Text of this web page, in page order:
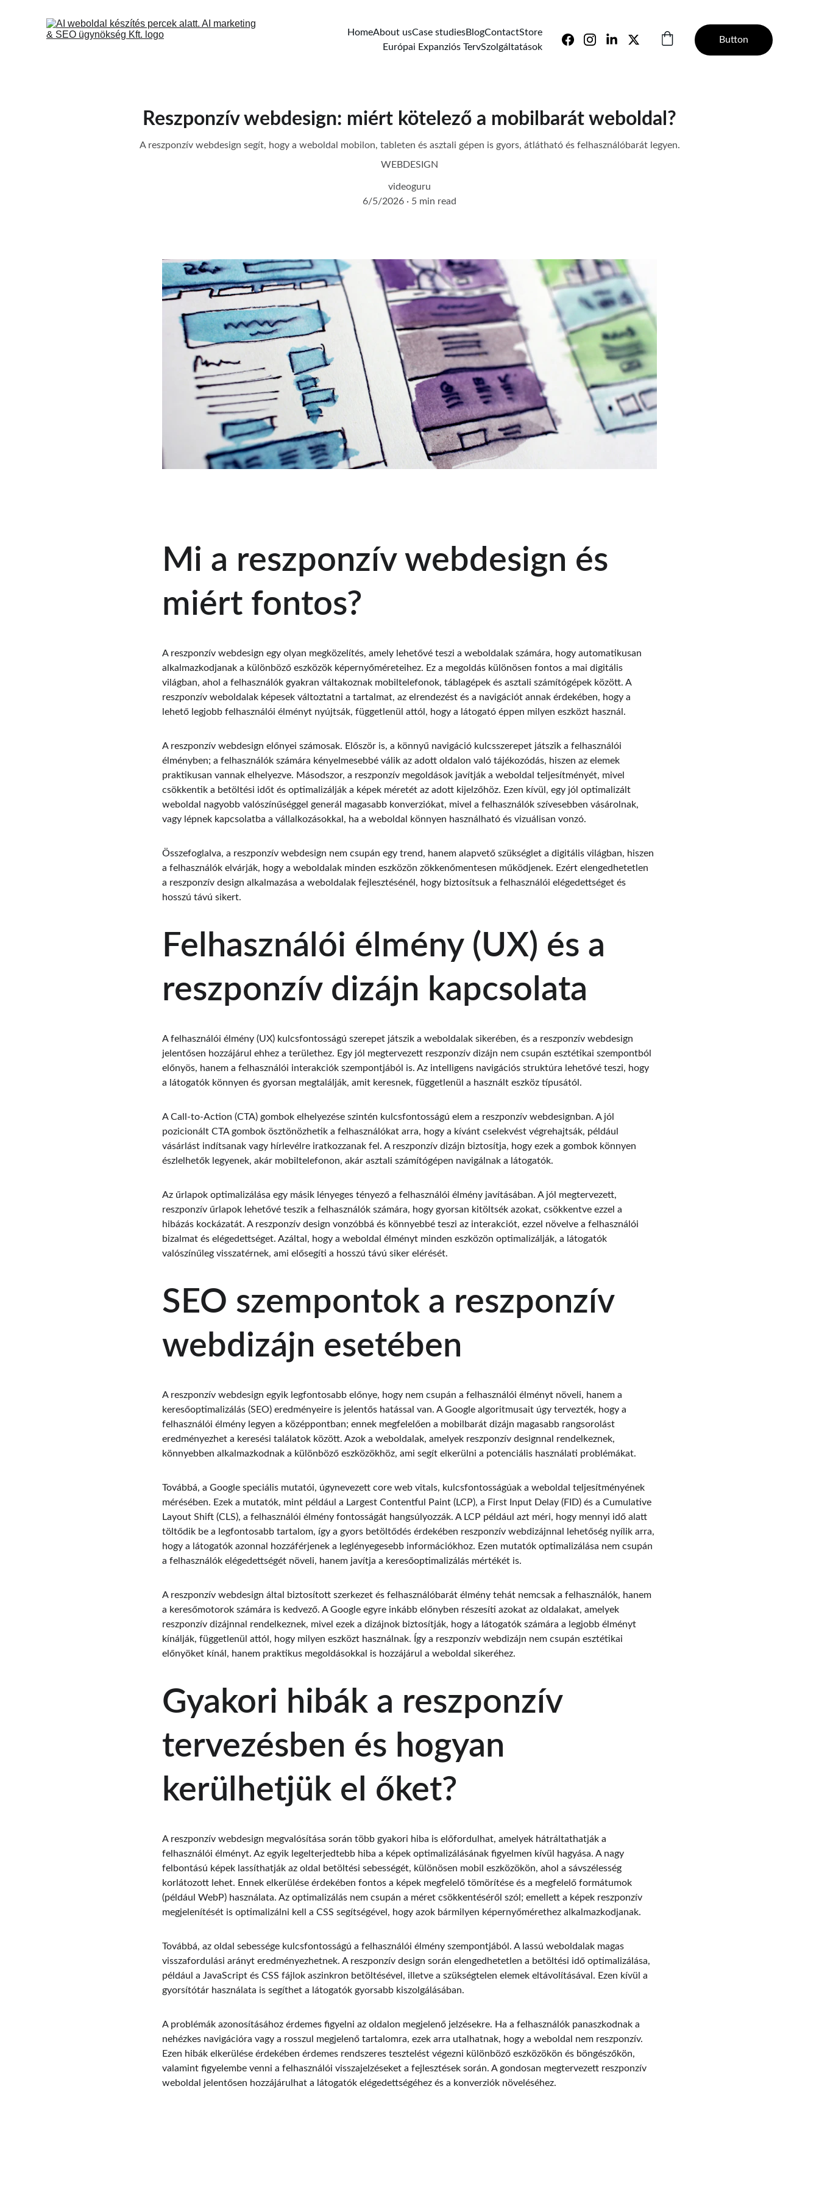
HomeAbout usCase studiesBlogContactStore
Európai Expanziós TervSzolgáltatások
Button
Reszponzív webdesign: miért kötelező a mobilbarát weboldal?
A reszponzív webdesign segít, hogy a weboldal mobilon, tableten és asztali gépen is gyors, átlátható és felhasználóbarát legyen.
WEBDESIGN
videoguru
6/5/2026
5 min read
Mi a reszponzív webdesign és
miért fontos?
A reszponzív webdesign egy olyan megközelítés, amely lehetővé teszi a weboldalak számára, hogy automatikusan
alkalmazkodjanak a különböző eszközök képernyőméreteihez. Ez a megoldás különösen fontos a mai digitális
világban, ahol a felhasználók gyakran váltakoznak mobiltelefonok, táblagépek és asztali számítógépek között. A
reszponzív weboldalak képesek változtatni a tartalmat, az elrendezést és a navigációt annak érdekében, hogy a
lehető legjobb felhasználói élményt nyújtsák, függetlenül attól, hogy a látogató éppen milyen eszközt használ.
A reszponzív webdesign előnyei számosak. Először is, a könnyű navigáció kulcsszerepet játszik a felhasználói
élményben; a felhasználók számára kényelmesebbé válik az adott oldalon való tájékozódás, hiszen az elemek
praktikusan vannak elhelyezve. Másodszor, a reszponzív megoldások javítják a weboldal teljesítményét, mivel
csökkentik a betöltési időt és optimalizálják a képek méretét az adott kijelzőhöz. Ezen kívül, egy jól optimalizált
weboldal nagyobb valószínűséggel generál magasabb konverziókat, mivel a felhasználók szívesebben vásárolnak,
vagy lépnek kapcsolatba a vállalkozásokkal, ha a weboldal könnyen használható és vizuálisan vonzó.
Összefoglalva, a reszponzív webdesign nem csupán egy trend, hanem alapvető szükséglet a digitális világban, hiszen
a felhasználók elvárják, hogy a weboldalak minden eszközön zökkenőmentesen működjenek. Ezért elengedhetetlen
a reszponzív design alkalmazása a weboldalak fejlesztésénél, hogy biztosítsuk a felhasználói elégedettséget és
hosszú távú sikert.
Felhasználói élmény (UX) és a
reszponzív dizájn kapcsolata
A felhasználói élmény (UX) kulcsfontosságú szerepet játszik a weboldalak sikerében, és a reszponzív webdesign
jelentősen hozzájárul ehhez a területhez. Egy jól megtervezett reszponzív dizájn nem csupán esztétikai szempontból
előnyös, hanem a felhasználói interakciók szempontjából is. Az intelligens navigációs struktúra lehetővé teszi, hogy
a látogatók könnyen és gyorsan megtalálják, amit keresnek, függetlenül a használt eszköz típusától.
A Call-to-Action (CTA) gombok elhelyezése szintén kulcsfontosságú elem a reszponzív webdesignban. A jól
pozicionált CTA gombok ösztönözhetik a felhasználókat arra, hogy a kívánt cselekvést végrehajtsák, például
vásárlást indítsanak vagy hírlevélre iratkozzanak fel. A reszponzív dizájn biztosítja, hogy ezek a gombok könnyen
észlelhetők legyenek, akár mobiltelefonon, akár asztali számítógépen navigálnak a látogatók.
Az űrlapok optimalizálása egy másik lényeges tényező a felhasználói élmény javításában. A jól megtervezett,
reszponzív űrlapok lehetővé teszik a felhasználók számára, hogy gyorsan kitöltsék azokat, csökkentve ezzel a
hibázás kockázatát. A reszponzív design vonzóbbá és könnyebbé teszi az interakciót, ezzel növelve a felhasználói
bizalmat és elégedettséget. Azáltal, hogy a weboldal élményt minden eszközön optimalizálják, a látogatók
valószínűleg visszatérnek, ami elősegíti a hosszú távú siker elérését.
SEO szempontok a reszponzív
webdizájn esetében
A reszponzív webdesign egyik legfontosabb előnye, hogy nem csupán a felhasználói élményt növeli, hanem a
keresőoptimalizálás (SEO) eredményeire is jelentős hatással van. A Google algoritmusait úgy tervezték, hogy a
felhasználói élmény legyen a középpontban; ennek megfelelően a mobilbarát dizájn magasabb rangsorolást
eredményezhet a keresési találatok között. Azok a weboldalak, amelyek reszponzív designnal rendelkeznek,
könnyebben alkalmazkodnak a különböző eszközökhöz, ami segít elkerülni a potenciális használati problémákat.
Továbbá, a Google speciális mutatói, úgynevezett core web vitals, kulcsfontosságúak a weboldal teljesítményének
mérésében. Ezek a mutatók, mint például a Largest Contentful Paint (LCP), a First Input Delay (FID) és a Cumulative
Layout Shift (CLS), a felhasználói élmény fontosságát hangsúlyozzák. A LCP például azt méri, hogy mennyi idő alatt
töltődik be a legfontosabb tartalom, így a gyors betöltődés érdekében reszponzív webdizájnnal lehetőség nyílik arra,
hogy a látogatók azonnal hozzáférjenek a leglényegesebb információkhoz. Ezen mutatók optimalizálása nem csupán
a felhasználók elégedettségét növeli, hanem javítja a keresőoptimalizálás mértékét is.
A reszponzív webdesign által biztosított szerkezet és felhasználóbarát élmény tehát nemcsak a felhasználók, hanem
a keresőmotorok számára is kedvező. A Google egyre inkább előnyben részesíti azokat az oldalakat, amelyek
reszponzív dizájnnal rendelkeznek, mivel ezek a dizájnok biztosítják, hogy a látogatók számára a legjobb élményt
kínálják, függetlenül attól, hogy milyen eszközt használnak. Így a reszponzív webdizájn nem csupán esztétikai
előnyöket kínál, hanem praktikus megoldásokkal is hozzájárul a weboldal sikeréhez.
Gyakori hibák a reszponzív
tervezésben és hogyan
kerülhetjük el őket?
A reszponzív webdesign megvalósítása során több gyakori hiba is előfordulhat, amelyek hátráltathatják a
felhasználói élményt. Az egyik legelterjedtebb hiba a képek optimalizálásának figyelmen kívül hagyása. A nagy
felbontású képek lassíthatják az oldal betöltési sebességét, különösen mobil eszközökön, ahol a sávszélesség
korlátozott lehet. Ennek elkerülése érdekében fontos a képek megfelelő tömörítése és a megfelelő formátumok
(például WebP) használata. Az optimalizálás nem csupán a méret csökkentéséről szól; emellett a képek reszponzív
megjelenítését is optimalizálni kell a CSS segítségével, hogy azok bármilyen képernyőmérethez alkalmazkodjanak.
Továbbá, az oldal sebessége kulcsfontosságú a felhasználói élmény szempontjából. A lassú weboldalak magas
visszafordulási arányt eredményezhetnek. A reszponzív design során elengedhetetlen a betöltési idő optimalizálása,
például a JavaScript és CSS fájlok aszinkron betöltésével, illetve a szükségtelen elemek eltávolításával. Ezen kívül a
gyorsítótár használata is segíthet a látogatók gyorsabb kiszolgálásában.
A problémák azonosításához érdemes figyelni az oldalon megjelenő jelzésekre. Ha a felhasználók panaszkodnak a
nehézkes navigációra vagy a rosszul megjelenő tartalomra, ezek arra utalhatnak, hogy a weboldal nem reszponzív.
Ezen hibák elkerülése érdekében érdemes rendszeres tesztelést végezni különböző eszközökön és böngészőkön,
valamint figyelembe venni a felhasználói visszajelzéseket a fejlesztések során. A gondosan megtervezett reszponzív
weboldal jelentősen hozzájárulhat a látogatók elégedettségéhez és a konverziók növeléséhez.